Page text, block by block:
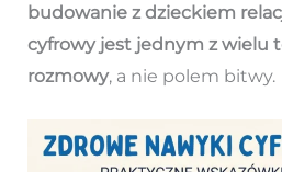
budowanie z dzieckiem
cyfrowy jest jednym z wielu
rozmowy, a nie polem bitwy.